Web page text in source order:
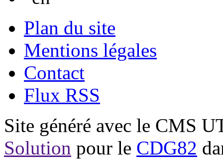
Plan du site
Mentions légales
Contact
Flux RSS
Site généré avec le CMS
Solution pour le CDG82